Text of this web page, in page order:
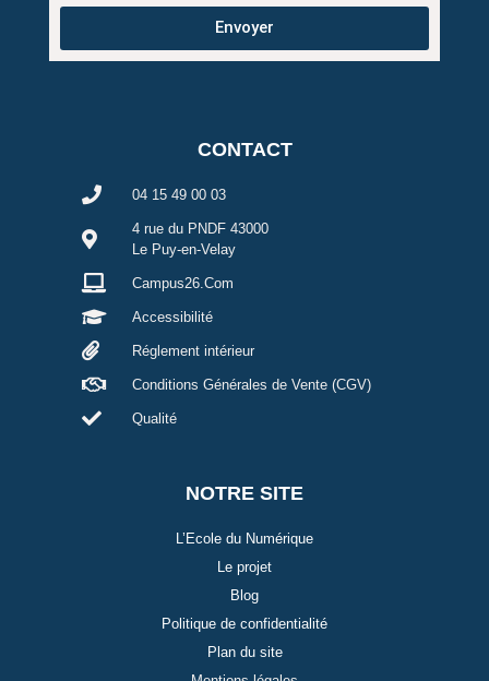
Envoyer
CONTACT
04 15 49 00 03
4 rue du PNDF 43000
Le Puy-en-Velay
Campus26.Com
Accessibilité
Réglement intérieur
Conditions Générales de Vente (CGV)
Qualité
NOTRE SITE
L’Ecole du Numérique
Le projet
Blog
Politique de confidentialité
Plan du site